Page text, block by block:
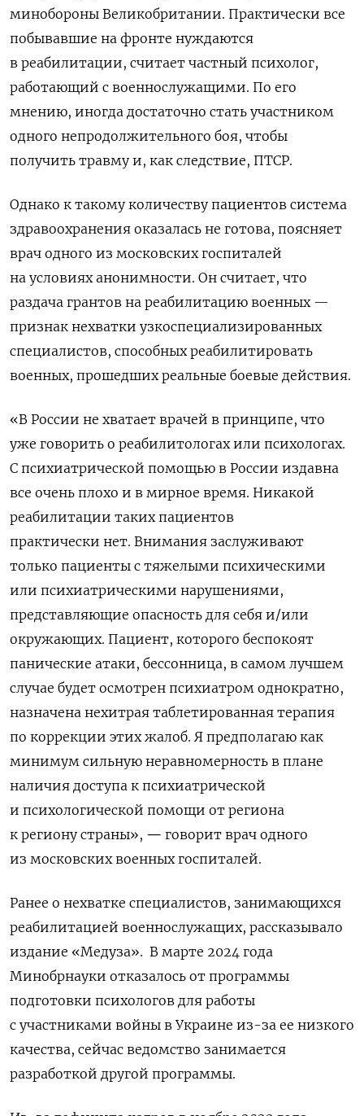
минобороны Великобритании. Практически все
побывавшие на фронте нуждаются
в реабилитации, считает частный психолог,
работающий с военнослужащими. По его
мнению, иногда достаточно стать участником
одного непродолжительного боя, чтобы
получить травму и, как следствие, ПТСР.
Однако к такому количеству пациентов система
здравоохранения оказалась не готова, поясняет
врач одного из московских госпиталей
на условиях анонимности. Он считает, что
раздача грантов на реабилитацию военных —
признак нехватки узкоспециализированных
специалистов, способных реабилитировать
военных, прошедших реальные боевые действия.
«В России не хватает врачей в принципе, что
уже говорить о реабилитологах или психологах.
С психиатрической помощью в России издавна
все очень плохо и в мирное время. Никакой
реабилитации таких пациентов
практически нет. Внимания заслуживают
только пациенты с тяжелыми психическими
или психиатрическими нарушениями,
представляющие опасность для себя и/или
окружающих. Пациент, которого беспокоят
панические атаки, бессонница, в самом лучшем
случае будет осмотрен психиатром однократно,
назначена нехитрая таблетированная терапия
по коррекции этих жалоб. Я предполагаю как
минимум сильную неравномерность в плане
наличия доступа к психиатрической
и психологической помощи от региона
к региону страны», — говорит врач одного
из московских военных госпиталей.
Ранее о нехватке специалистов, занимающихся
реабилитацией военнослужащих, рассказывало
издание «Медуза». В марте 2024 года
Минобрнауки отказалось от программы
подготовки психологов для работы
с участниками войны в Украине из-за ее низкого
качества, сейчас ведомство занимается
разработкой другой программы.